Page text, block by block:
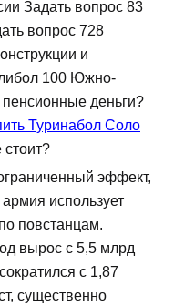
Задать вопрос 83
вопрос 728
и
100 Южно-
деньги?
Туринабол Соло
эффект,
использует
повстанцам.
вырос с 5,5 млрд
с 1,87
существенно